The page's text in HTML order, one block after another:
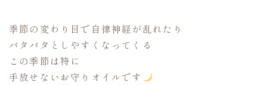
季節の変わり目で自律神経が乱れたり
バタバタとしやすくなってくる
この季節は特に
手放せないお守りオイルです